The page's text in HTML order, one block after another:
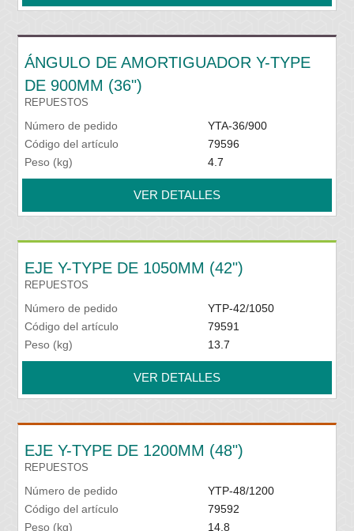
ÁNGULO DE AMORTIGUADOR Y-TYPE
DE 900MM (36")
REPUESTOS
Número de pedido
YTA-36/900
Código del artículo
79596
Peso (kg)
4.7
VER DETALLES
EJE Y-TYPE DE 1050MM (42")
REPUESTOS
Número de pedido
YTP-42/1050
Código del artículo
79591
Peso (kg)
13.7
VER DETALLES
EJE Y-TYPE DE 1200MM (48")
REPUESTOS
Número de pedido
YTP-48/1200
Código del artículo
79592
Peso (kg)
14.8